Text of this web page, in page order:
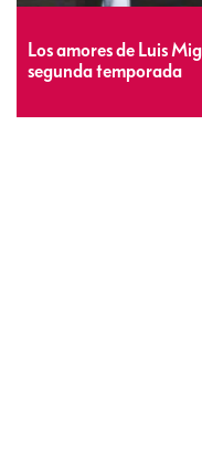
Los amores de Luis
segunda temporada